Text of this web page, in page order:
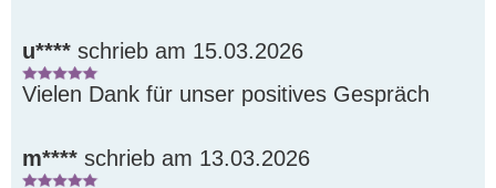
u**** schrieb am 15.03.2026
Vielen Dank für unser positives Gespräch
m**** schrieb am 13.03.2026